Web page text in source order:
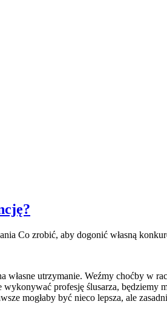
Co zrobić, aby dogonić własną
utrzymanie. Weźmy choćby w
profesję ślusarza,
mogłaby być nieco lepsza, ale